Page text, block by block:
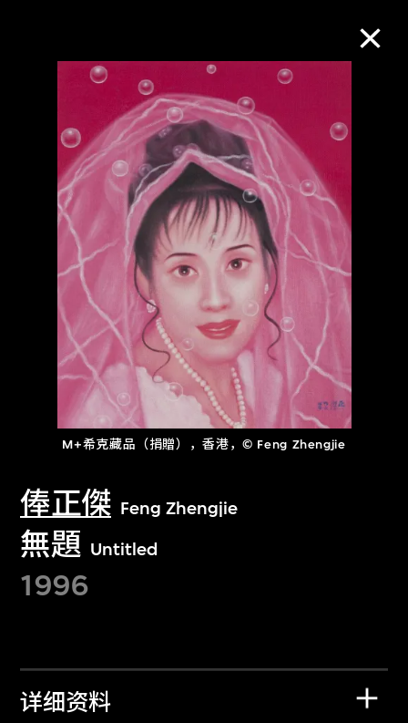
M+希克藏品（捐贈），香港，© Feng Zhengjie
俸正傑 Feng Zhengjie
無題 Untitled
1996
详细资料
M+藏品
进一步筛选
关于M+藏品
探索世界顶级的二十及二十一世纪视觉
文化藏品。